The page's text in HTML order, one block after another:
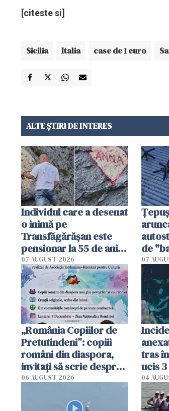
[citeste si]
Sicilia Italia case de 1 euro
ALTE ȘTIRI DE INTERES
Individul care a desenat
o inimă pe
Transfăgărășan este
pensionar la 55 de ani.
Poliția l-a identificat
07 AUGUST 2026
de
07
„România Copiilor de
Pretutindeni”: copiii
români din diaspora,
invitați să scrie despre
România într-un volum
06 AUGUST 2026
tras
ucis
04